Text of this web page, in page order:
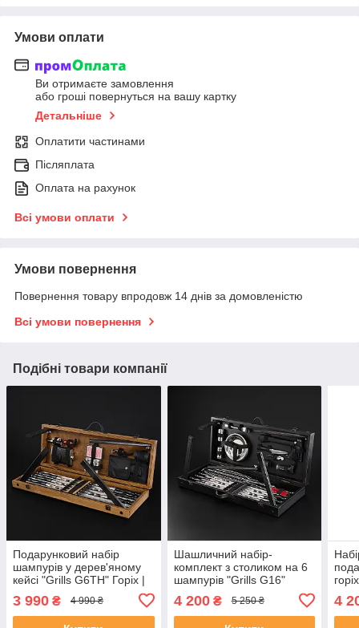
Умови оплати
Ви отримаєте замовлення
або гроші повернуться на вашу картку
Детальніше
Оплатити частинами
Післяплата
Оплата на рахунок
Всі умови оплати
Умови повернення
Повернення товару впродовж 14 днів за домовленістю
Всі умови повернення
Подібні товари компанії
Подарунковий набір
шампурів у дерев'яному
кейсі "Grills G6TH" Горіх |
Гравіювання на
замовлення
3 990 ₴ 4 990 ₴
Шашличний набір-
комплект з столиком на 6
шампурів "Grills G16"
Чорний | 30 предметів +
Гравіювання на
замовлення
4 200₴ 5 250 ₴ 4